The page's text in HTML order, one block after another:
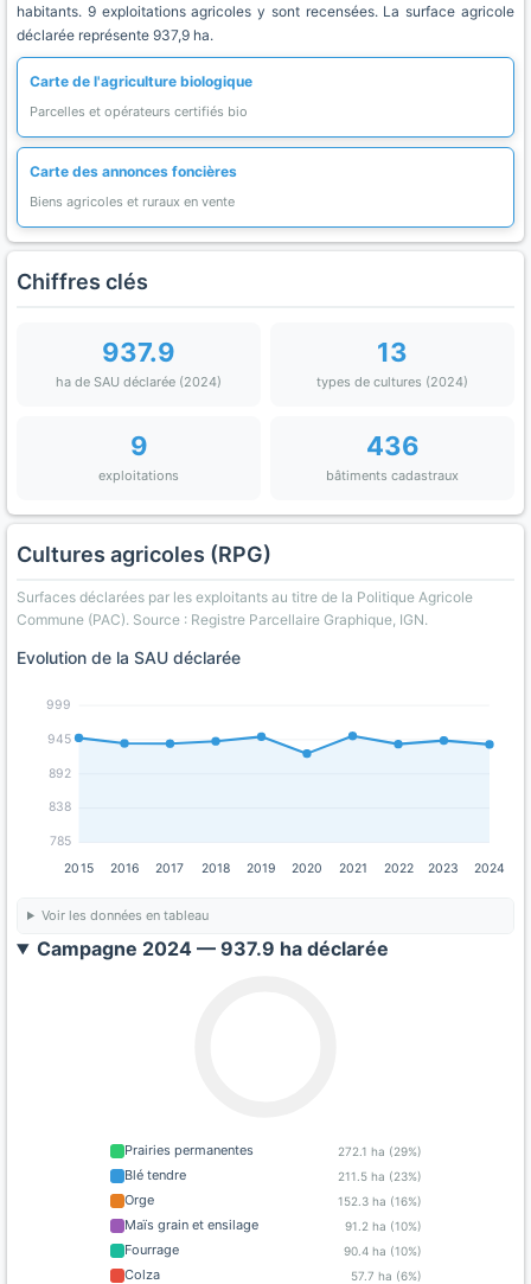
habitants. 9 exploitations agricoles y sont recensées. La surface agricole
déclarée représente 937,9 ha.
Carte de l'agriculture biologique
Parcelles et opérateurs certifiés bio
Carte des annonces foncières
Biens agricoles et ruraux en vente
Chiffres clés
937.9
ha de SAU déclarée (2024)
13
types de cultures (2024)
9
exploitations
436
bâtiments cadastraux
Cultures agricoles (RPG)
Surfaces déclarées par les exploitants au titre de la Politique Agricole
Commune (PAC). Source : Registre Parcellaire Graphique, IGN.
Evolution de la SAU déclarée
785
838
892
945
999
2015 2016 2017 2018 2019 2020 2021 2022 2023 2024
Voir les données en tableau
Campagne 2024 — 937.9 ha déclarée
Prairies permanentes 272.1 ha (29%)
Blé tendre 211.5 ha (23%)
Orge 152.3 ha (16%)
Maïs grain et ensilage 91.2 ha (10%)
Fourrage 90.4 ha (10%)
Colza 57.7 ha (6%)